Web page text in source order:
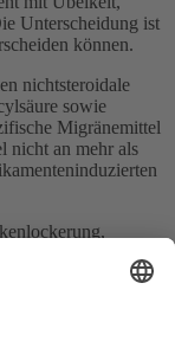
Unterscheidung ist
können.
nichtsteroidale
sowie
Migränemittel
nicht an mehr als
Schlaf
Trigger zu